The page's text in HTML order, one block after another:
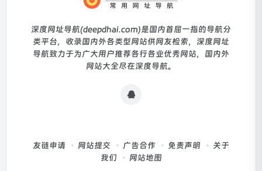
深度网址导航(deepdhai.com)是国内首屈一指的导航分
类平台，收录国内外各类型网站供网友检索，深度网址
导航致力于为广大用户推荐各行各业优秀网站，国内外
网站大全尽在深度导航。
友链申请 网站提交 广告合作 免责声明
关于
我们
网站地图